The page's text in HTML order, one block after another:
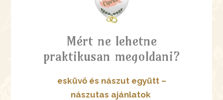
Mért ne lehetne
praktikusan megoldani?
esküvő és nászut együtt –
nászutas ajánlatok